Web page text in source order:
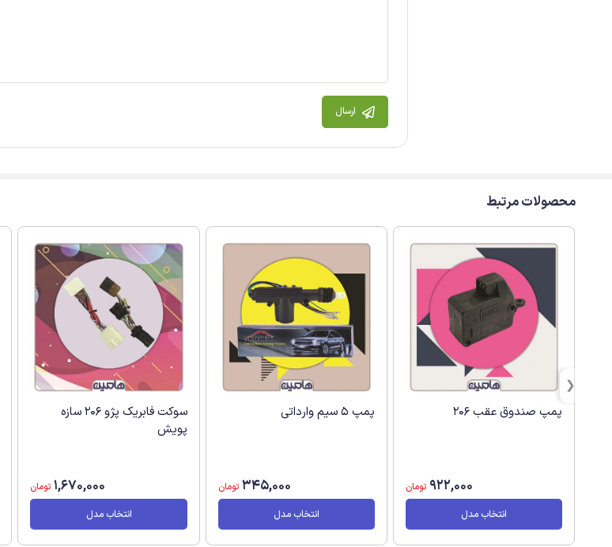
ارسال
محصولات مرتبط
پمپ صندوق عقب 206
922,000 تومان
انتخاب مدل
پمپ 5 سیم وارداتی
345,000 تومان
انتخاب مدل
سوکت فابریک پژو 206 سازه
پویش
1,670,000 تومان
انتخاب مدل